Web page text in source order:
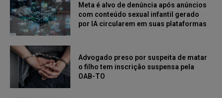
Meta é alvo de denúncia após anúncios
com conteúdo sexual infantil gerado
por IA circularem em suas plataformas
Advogado preso por suspeita de matar
o filho tem inscrição suspensa pela
OAB-TO